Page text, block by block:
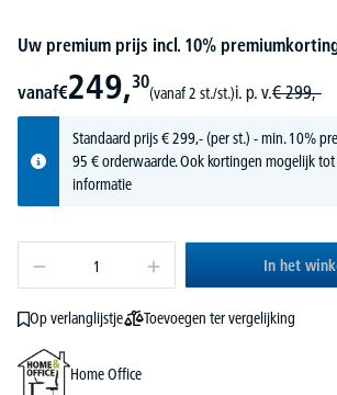
Uw premium prijs incl. 10%
vanaf€249,30
(vanaf 2 st./st.)i. p. v.€ 299,-
Standaard prijs€299,-(per st.) - min. 10%
95 € orderwaarde. Ook kortingen mogelijk
informatie
In het
Op verlanglijstje Toevoegen ter vergelijking
Home Office